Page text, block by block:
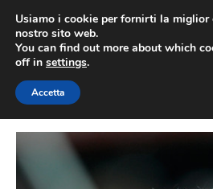
contenuto
Usiamo i cookie per fornirti la miglior
nostro sito web.
You can find out more about which
off in settings.
Accetta